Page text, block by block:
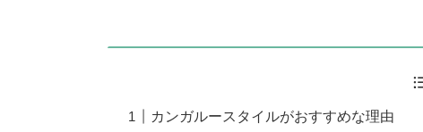
カンガルースタイルがおすすめな理由